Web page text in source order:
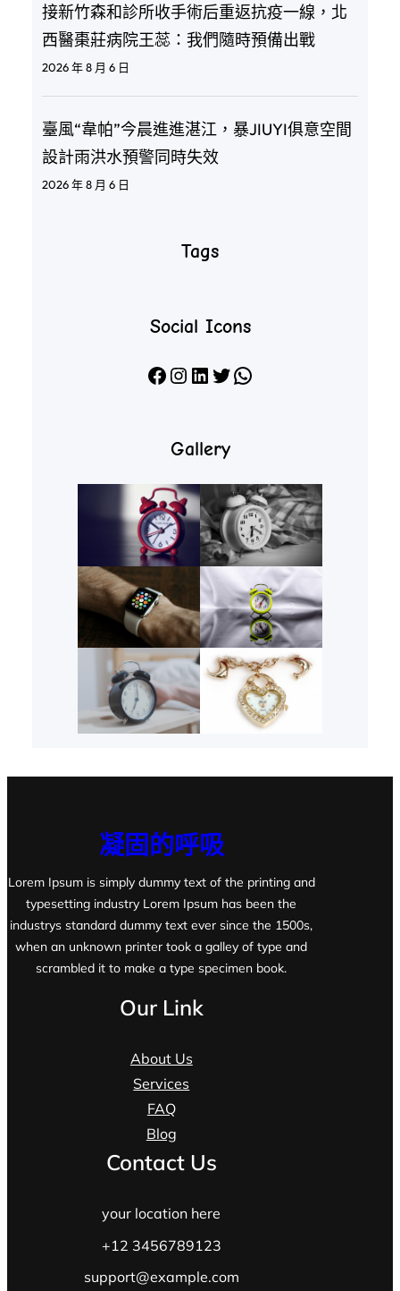
接新竹森和診所收手術后重返抗疫一線，北
西醫棗莊病院王蕊：我們隨時預備出戰
2026 年 8 月 6 日
臺風“韋帕”今晨進進湛江，暴JIUYI俱意空間
設計雨洪水預警同時失效
2026 年 8 月 6 日
Tags
Social Icons
Facebook Instagram LinkedIn X WhatsApp
Gallery
凝固的呼吸
Lorem Ipsum is simply dummy text of the printing and
typesetting industry Lorem Ipsum has been the
industrys standard dummy text ever since the 1500s,
when an unknown printer took a galley of type and
scrambled it to make a type specimen book.
Our Link
About Us
Services
FAQ
Blog
Contact Us
your location here
+12 3456789123
support@example.com